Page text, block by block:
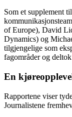
Som et supplement
of Europe), David
Dynamics) og
tilgjengelige som
fagområder og
En
Rapportene viser
Journalistene